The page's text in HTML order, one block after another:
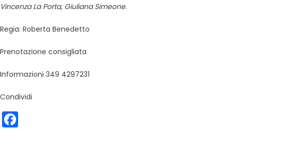
Vincenza La Porta, Giuliana Simeone.
Regia: Roberta Benedetto
Prenotazione consigliata
Informazioni 349 4297231
Condividi